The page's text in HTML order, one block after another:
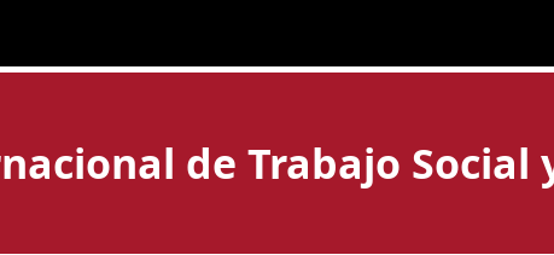
de Trabajo Social